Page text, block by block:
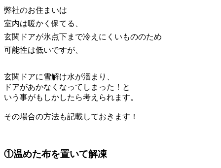
弊社のお住まいは
室内は暖かく保てる、
玄関ドアが氷点下まで冷えにくいもののため
可能性は低いですが、
玄関ドアに雪解け水が溜まり、
ドアがあかなくなってしまった！と
いう事がもしかしたら考えられます。
その場合の方法も記載しておきます！
①温めた布を置いて解凍